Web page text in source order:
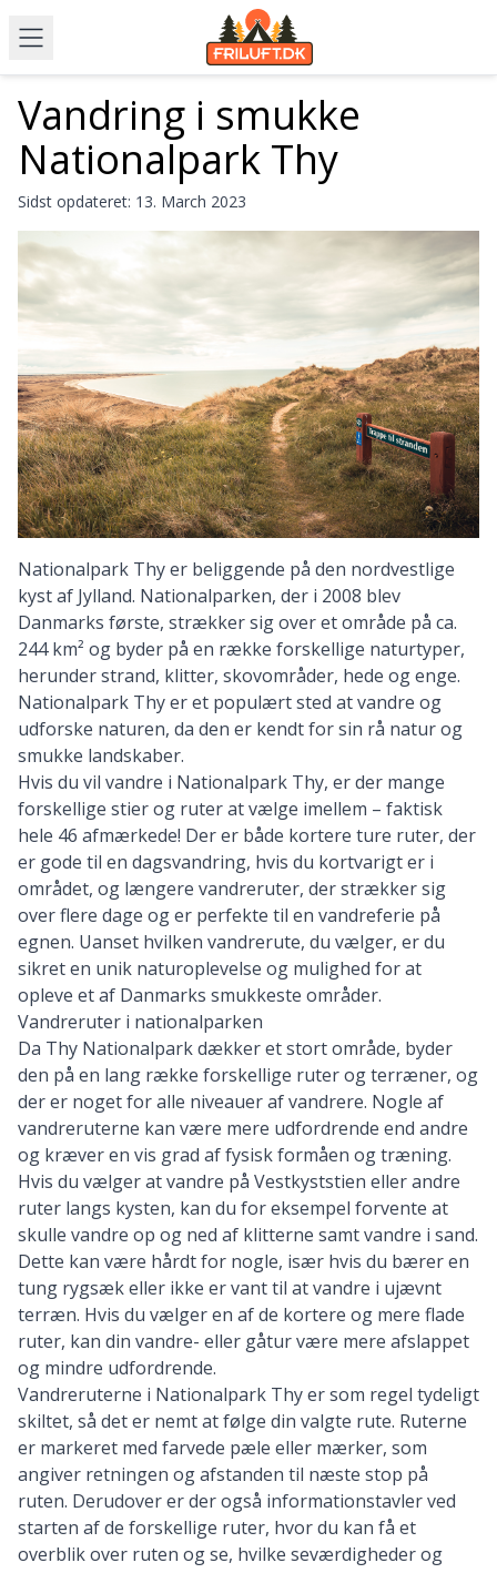
Vandring i smukke
Nationalpark Thy
Sidst opdateret: 13. March 2023
Nationalpark Thy er beliggende på den nordvestlige
kyst af Jylland. Nationalparken, der i 2008 blev
Danmarks første, strækker sig over et område på ca.
244 km² og byder på en række forskellige naturtyper,
herunder strand, klitter, skovområder, hede og enge.
Nationalpark Thy er et populært sted at vandre og
udforske naturen, da den er kendt for sin rå natur og
smukke landskaber.
Hvis du vil vandre i Nationalpark Thy, er der mange
forskellige stier og ruter at vælge imellem – faktisk
hele 46 afmærkede! Der er både kortere ture ruter, der
er gode til en dagsvandring, hvis du kortvarigt er i
området, og længere vandreruter, der strækker sig
over flere dage og er perfekte til en vandreferie på
egnen. Uanset hvilken vandrerute, du vælger, er du
sikret en unik naturoplevelse og mulighed for at
opleve et af Danmarks smukkeste områder.
Vandreruter i nationalparken
Da Thy Nationalpark dækker et stort område, byder
den på en lang række forskellige ruter og terræner, og
der er noget for alle niveauer af vandrere. Nogle af
vandreruterne kan være mere udfordrende end andre
og kræver en vis grad af fysisk formåen og træning.
Hvis du vælger at vandre på Vestkyststien eller andre
ruter langs kysten, kan du for eksempel forvente at
skulle vandre op og ned af klitterne samt vandre i sand.
Dette kan være hårdt for nogle, især hvis du bærer en
tung rygsæk eller ikke er vant til at vandre i ujævnt
terræn. Hvis du vælger en af de kortere og mere flade
ruter, kan din vandre- eller gåtur være mere afslappet
og mindre udfordrende.
Vandreruterne i Nationalpark Thy er som regel tydeligt
skiltet, så det er nemt at følge din valgte rute. Ruterne
er markeret med farvede pæle eller mærker, som
angiver retningen og afstanden til næste stop på
ruten. Derudover er der også informationstavler ved
starten af de forskellige ruter, hvor du kan få et
overblik over ruten og se, hvilke seværdigheder og